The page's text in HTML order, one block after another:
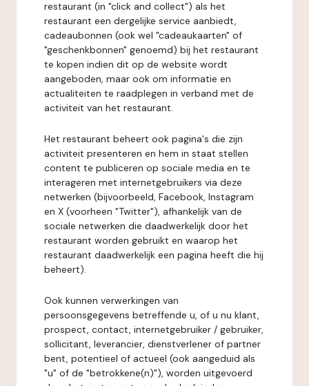
restaurant (in "click and collect") als het
restaurant een dergelijke service aanbiedt,
cadeaubonnen (ook wel "cadeaukaarten" of
"geschenkbonnen" genoemd) bij het restaurant
te kopen indien dit op de website wordt
aangeboden, maar ook om informatie en
actualiteiten te raadplegen in verband met de
activiteit van het restaurant.
Het restaurant beheert ook pagina's die zijn
activiteit presenteren en hem in staat stellen
content te publiceren op sociale media en te
interageren met internetgebruikers via deze
netwerken (bijvoorbeeld, Facebook, Instagram
en X (voorheen "Twitter"), afhankelijk van de
sociale netwerken die daadwerkelijk door het
restaurant worden gebruikt en waarop het
restaurant daadwerkelijk een pagina heeft die hij
beheert).
Ook kunnen verwerkingen van
persoonsgegevens betreffende u, of u nu klant,
prospect, contact, internetgebruiker / gebruiker,
sollicitant, leverancier, dienstverlener of partner
bent, potentieel of actueel (ook aangeduid als
"u" of de "betrokkene(n)"), worden uitgevoerd